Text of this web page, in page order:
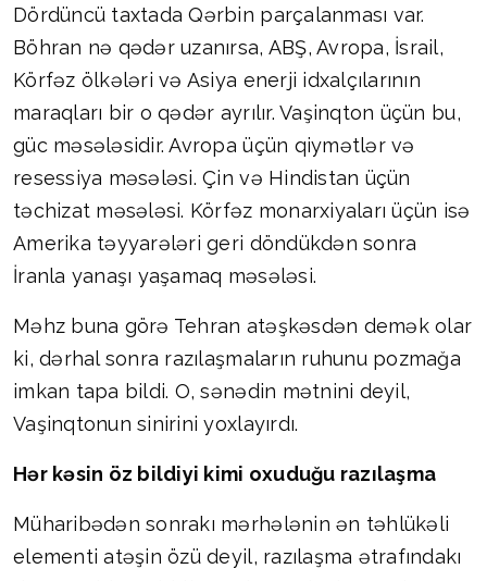
Dördüncü taxtada Qərbin parçalanması var.
Böhran nə qədər uzanırsa, ABŞ, Avropa, İsrail,
Körfəz ölkələri və Asiya enerji idxalçılarının
maraqları bir o qədər ayrılır. Vaşinqton üçün bu,
güc məsələsidir. Avropa üçün qiymətlər və
resessiya məsələsi. Çin və Hindistan üçün
təchizat məsələsi. Körfəz monarxiyaları üçün isə
Amerika təyyarələri geri döndükdən sonra
İranla yanaşı yaşamaq məsələsi.
Məhz buna görə Tehran atəşkəsdən demək olar
ki, dərhal sonra razılaşmaların ruhunu pozmağa
imkan tapa bildi. O, sənədin mətnini deyil,
Vaşinqtonun sinirini yoxlayırdı.
Hər kəsin öz bildiyi kimi oxuduğu razılaşma
Müharibədən sonrakı mərhələnin ən təhlükəli
elementi atəşin özü deyil, razılaşma ətrafındakı